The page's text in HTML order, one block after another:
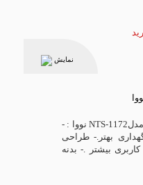
نمایش
ویژگی های منگنه کوب3کاره مدلNTS-1172 نووا : -
بهتر.- طراحی
بیشتر .- بدنه